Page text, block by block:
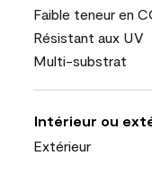
Faible teneur en
Résistant aux UV
Multi-substrat
Intérieur ou
Extérieur